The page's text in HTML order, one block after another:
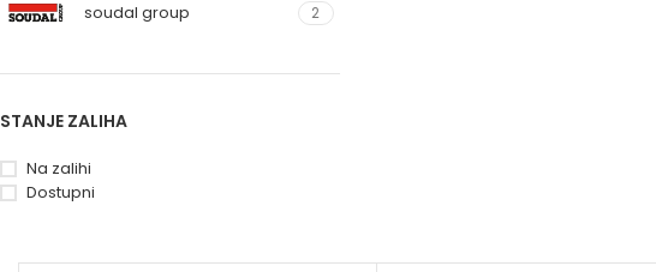
soudal group 2
STANJE ZALIHA
Na zalihi
Dostupni